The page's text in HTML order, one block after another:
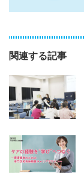
関連する記事